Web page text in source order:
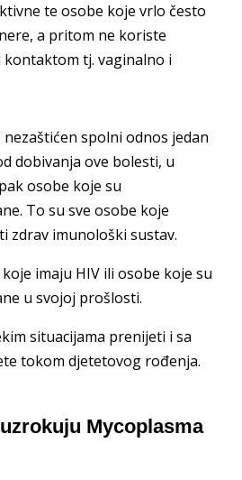
te osobe koje vrlo često
a pritom ne koriste
tj. vaginalno i
spolni odnos jedan
dobivanja ove bolesti, u
osobe koje su
To su sve osobe koje
zdrav imunološki sustav.
imaju HIV ili osobe koje su
u svojoj prošlosti.
situacijama prenijeti i sa
tokom djetetovog rođenja.
Mycoplasma